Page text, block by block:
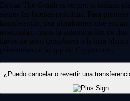
Enviar The Graph es seguro si utilizas
sigues las buenas prácticas. Para
transferencia, usa plataformas que exijan
avanzadas, como la autenticación de
llaves de paso (passkeys ) o la lista
prioritarias en la app de Crypto.com.
¿Puedo cancelar o revertir una